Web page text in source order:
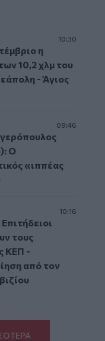
10:30
η
10,2 χλμ του
- Άγιος
09:46
O
«ιππέας
10:16
τους
ΚΕΠ -
από τον